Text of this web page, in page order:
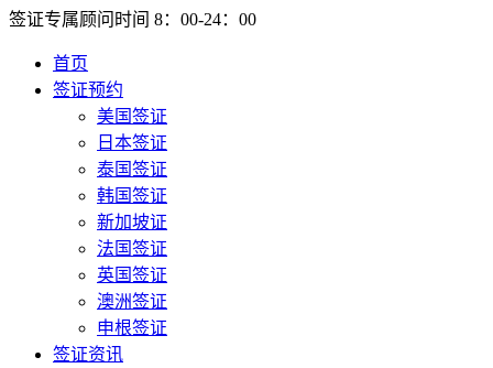
签证专属顾问时间 8：00-24：00
首页
签证预约
美国签证
日本签证
泰国签证
韩国签证
新加坡证
法国签证
英国签证
澳洲签证
申根签证
签证资讯